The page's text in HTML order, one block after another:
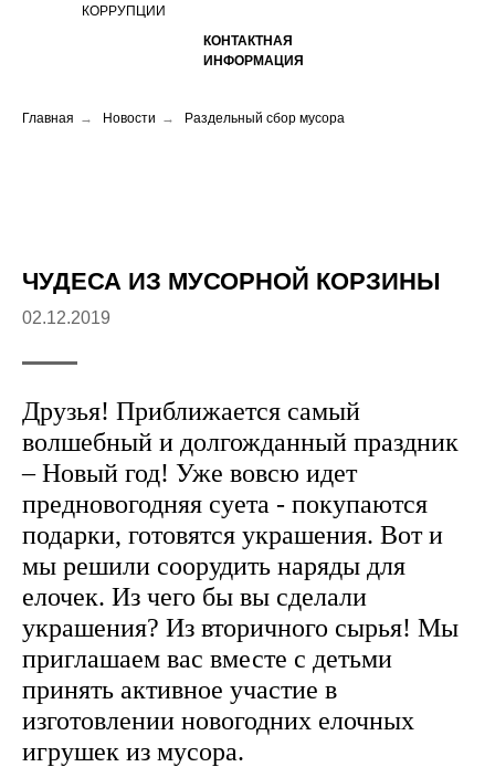
КОНТАКТНАЯ
ИНФОРМАЦИЯ
КОРРУПЦИИ
Главная → Новости → Раздельный сбор мусора
ЧУДЕСА ИЗ МУСОРНОЙ КОРЗИНЫ
02.12.2019
Друзья! Приближается самый
волшебный и долгожданный праздник
– Новый год! Уже вовсю идет
предновогодняя суета - покупаются
подарки, готовятся украшения. Вот и
мы решили соорудить наряды для
елочек. Из чего бы вы сделали
украшения? Из вторичного сырья! Мы
приглашаем вас вместе с детьми
принять активное участие в
изготовлении новогодних елочных
игрушек из мусора.